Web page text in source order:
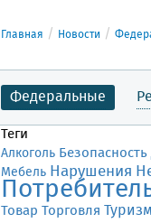
Главная Новости
Федеральные
Теги
Алкоголь Безопасность
Мебель Нарушения
Товар Торговля Туризм